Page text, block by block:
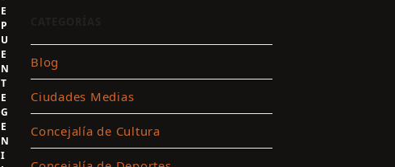
Blog
Ciudades Medias
Concejalía de Cultura
E
P
U
E
N
T
E
G
E
N
I